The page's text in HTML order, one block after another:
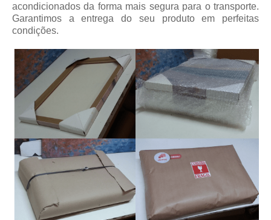
acondicionados da forma mais segura para o transporte.
Garantimos a entrega do seu produto em perfeitas
condições.